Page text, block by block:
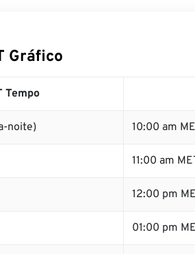
Gráfico
Tempo
noite) 10:00 am
11:00 am
12:00 pm
01:00 pm